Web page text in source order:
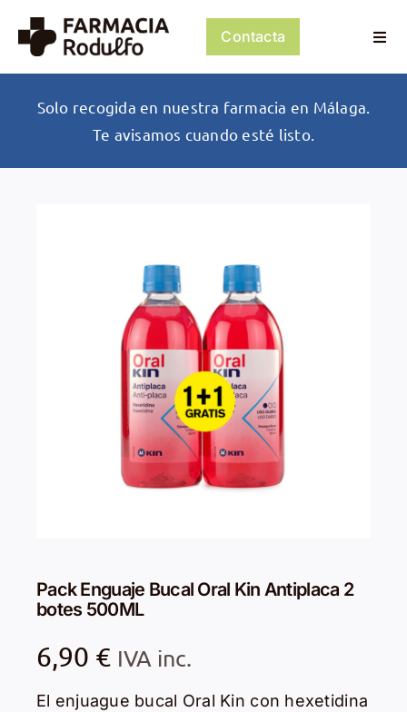
contenido
Psiconeuroinmunología
Tienda
Mi cuenta
Contacta
Solo recogida en nuestra farmacia en Málaga.
Te avisamos cuando esté listo.
Pack Enguaje Bucal Oral Kin Antiplaca 2
botes 500ML
6,90 € IVA inc.
El enjuague bucal Oral Kin con hexetidina